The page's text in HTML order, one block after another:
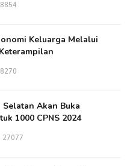
Keluarga Melalui
Selatan Akan Buka
1000 CPNS 2024
27077